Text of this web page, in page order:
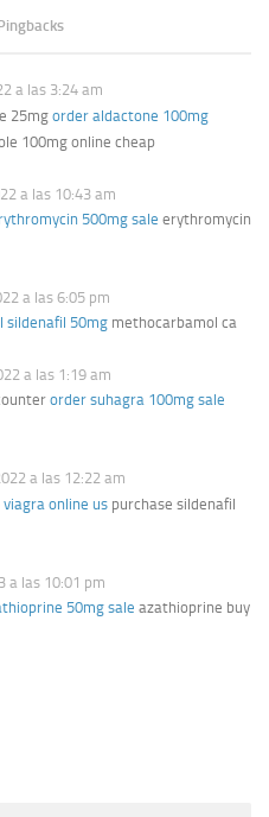
a las 3:24 am
25mg order aldactone 100mg
100mg online cheap
a las 10:43 am
500mg sale erythromycin
a las 6:05 pm
sildenafil 50mg methocarbamol ca
a las 1:19 am
order suhagra 100mg sale
a las 12:22 am
viagra online us purchase sildenafil
a las 10:01 pm
50mg sale azathioprine buy